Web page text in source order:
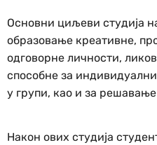
Основни циљеви студија
образовање креативне,
одговорне личности,
способне за
у групи, као и за
Након ових студија